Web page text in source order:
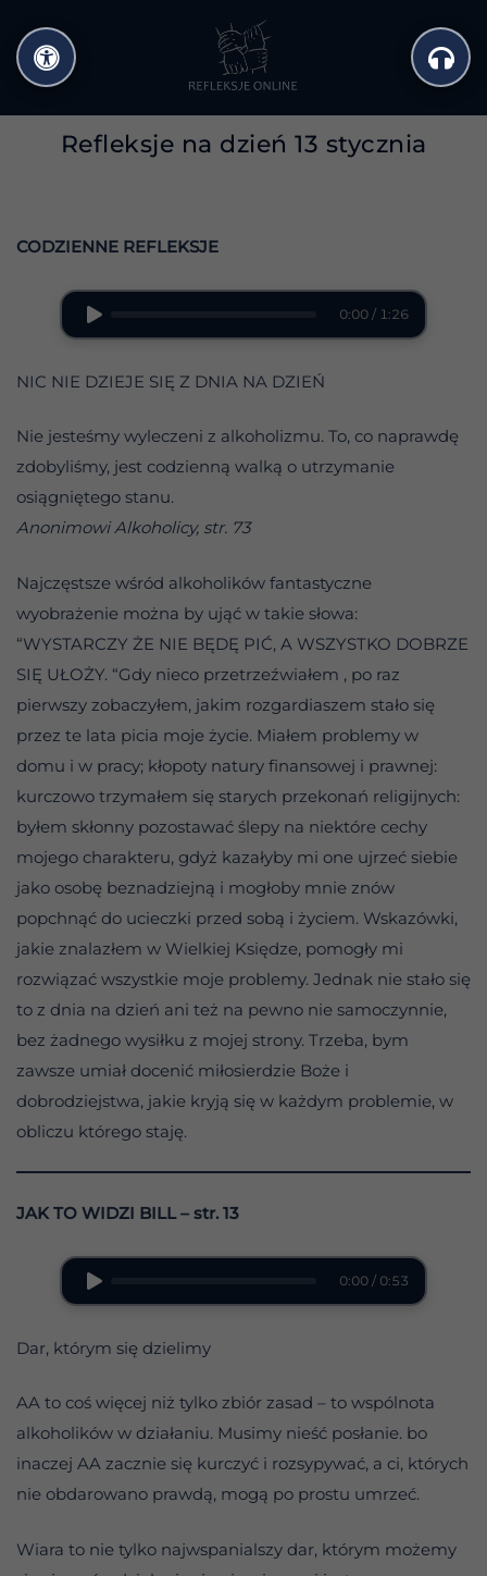
do
treści
Refleksje na dzień 13 stycznia
CODZIENNE REFLEKSJE
0:00 / 1:26
NIC NIE DZIEJE SIĘ Z DNIA NA DZIEŃ
Nie jesteśmy wyleczeni z alkoholizmu. To, co naprawdę
zdobyliśmy, jest codzienną walką o utrzymanie
osiągniętego stanu.
Anonimowi Alkoholicy, str. 73
Najczęstsze wśród alkoholików fantastyczne
wyobrażenie można by ująć w takie słowa:
“WYSTARCZY ŻE NIE BĘDĘ PIĆ, A WSZYSTKO DOBRZE
SIĘ UŁOŻY. “Gdy nieco przetrzeźwiałem , po raz
pierwszy zobaczyłem, jakim rozgardiaszem stało się
przez te lata picia moje życie. Miałem problemy w
domu i w pracy; kłopoty natury finansowej i prawnej:
kurczowo trzymałem się starych przekonań religijnych:
byłem skłonny pozostawać ślepy na niektóre cechy
mojego charakteru, gdyż kazałyby mi one ujrzeć siebie
jako osobę beznadziejną i mogłoby mnie znów
popchnąć do ucieczki przed sobą i życiem. Wskazówki,
jakie znalazłem w Wielkiej Księdze, pomogły mi
rozwiązać wszystkie moje problemy. Jednak nie stało się
to z dnia na dzień ani też na pewno nie samoczynnie,
bez żadnego wysiłku z mojej strony. Trzeba, bym
zawsze umiał docenić miłosierdzie Boże i
dobrodziejstwa, jakie kryją się w każdym problemie, w
obliczu którego staję.
JAK TO WIDZI BILL – str. 13
0:00 / 0:53
Dar, którym się dzielimy
AA to coś więcej niż tylko zbiór zasad – to wspólnota
alkoholików w działaniu. Musimy nieść posłanie. bo
inaczej AA zacznie się kurczyć i rozsypywać, a ci, których
nie obdarowano prawdą, mogą po prostu umrzeć.
Wiara to nie tylko najwspanialszy dar, którym możemy